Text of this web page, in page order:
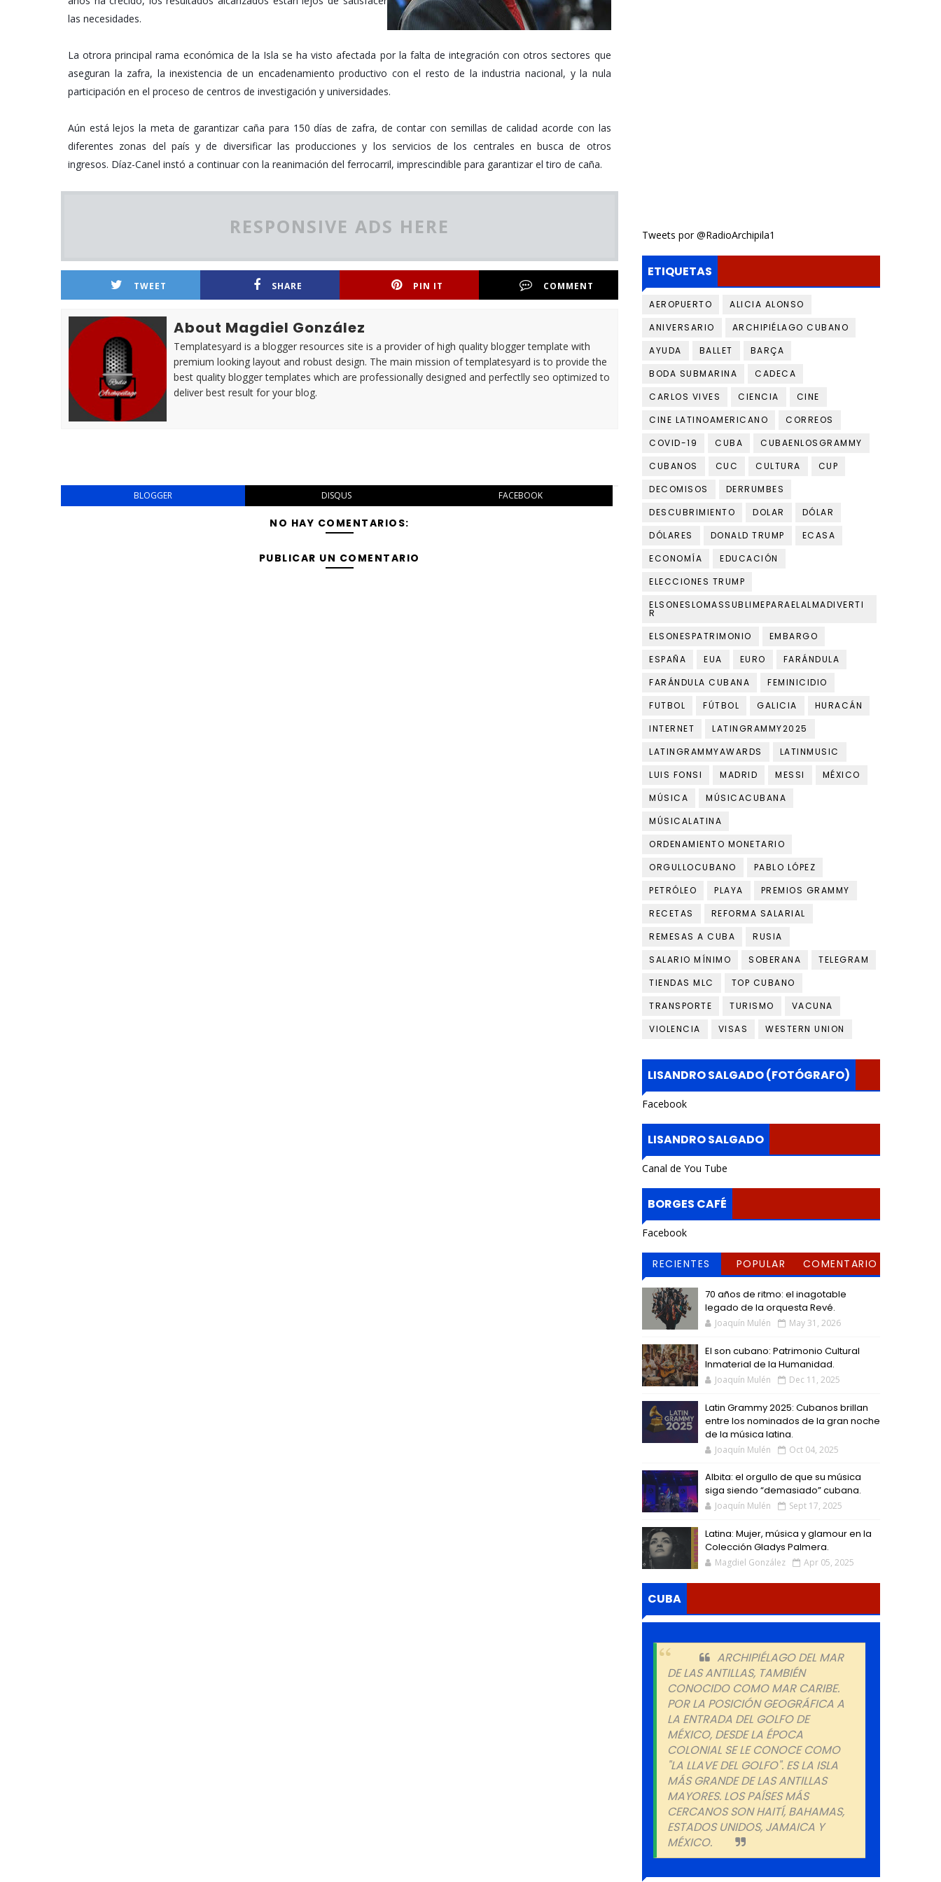
las necesidades.
La otrora principal rama económica de la Isla se ha visto afectada por la falta de integración con otros sectores que
aseguran la zafra, la inexistencia de un encadenamiento productivo con el resto de la industria nacional, y la nula
participación en el proceso de centros de investigación y universidades.
Aún está lejos la meta de garantizar caña para 150 días de zafra, de contar con semillas de calidad acorde con las
diferentes zonas del país y de diversificar las producciones y los servicios de los centrales en busca de otros
ingresos. Díaz-Canel instó a continuar con la reanimación del ferrocarril, imprescindible para garantizar el tiro de caña.
RESPONSIVE ADS HERE
TWEET SHARE PIN IT COMMENT
About Magdiel González
Templatesyard is a blogger resources site is a provider of high quality blogger template with
premium looking layout and robust design. The main mission of templatesyard is to provide the
best quality blogger templates which are professionally designed and perfectlly seo optimized to
deliver best result for your blog.
BLOGGER DISQUS FACEBOOK
NO HAY COMENTARIOS:
PUBLICAR UN COMENTARIO
Tweets por @RadioArchipila1
ETIQUETAS
AEROPUERTO
ALICIA ALONSO
ANIVERSARIO
ARCHIPIÉLAGO CUBANO
AYUDA
BALLET
BARÇA
BODA SUBMARINA
CADECA
CARLOS VIVES
CIENCIA
CINE
CINE LATINOAMERICANO
CORREOS
COVID-19
CUBA
CUBAENLOSGRAMMY
CUBANOS
CUC CULTURA
CUP
DECOMISOS
DERRUMBES
DESCUBRIMIENTO
DOLAR
DÓLAR
DÓLARES
DONALD TRUMP
ECASA
ECONOMÍA
EDUCACIÓN
ELECCIONES TRUMP
ELSONESLOMASSUBLIMEPARAELALMADIVERTI
R
ELSONESPATRIMONIO
EMBARGO
ESPAÑA
EUA EURO
FARÁNDULA
FARÁNDULA CUBANA
FEMINICIDIO
FUTBOL
FÚTBOL GALICIA
HURACÁN
INTERNET
LATINGRAMMY2025
LATINGRAMMYAWARDS
LATINMUSIC
LUIS FONSI
MADRID MESSI
MÉXICO
MÚSICA
MÚSICACUBANA
MÚSICALATINA
ORDENAMIENTO MONETARIO
ORGULLOCUBANO
PABLO LÓPEZ
PETRÓLEO
PLAYA
PREMIOS GRAMMY
RECETAS
REFORMA SALARIAL
REMESAS A CUBA
RUSIA
SALARIO MÍNIMO
SOBERANA
TELEGRAM
TIENDAS MLC
TOP CUBANO
TRANSPORTE
TURISMO
VACUNA
VIOLENCIA
VISAS WESTERN UNION
LISANDRO SALGADO (FOTÓGRAFO)
Facebook
LISANDRO SALGADO
Canal de You Tube
BORGES CAFÉ
Facebook
RECIENTES POPULAR
COMENTARIO
70 años de ritmo: el inagotable
legado de la orquesta Revé.
Joaquín Mulén May 31, 2026
El son cubano: Patrimonio Cultural
Inmaterial de la Humanidad.
Joaquín Mulén Dec 11, 2025
Latin Grammy 2025: Cubanos brillan
entre los nominados de la gran noche
de la música latina.
Joaquín Mulén Oct 04, 2025
Albita: el orgullo de que su música
siga siendo “demasiado” cubana.
Joaquín Mulén Sept 17, 2025
Latina: Mujer, música y glamour en la
Colección Gladys Palmera.
Magdiel González Apr 05, 2025
CUBA
ARCHIPIÉLAGO DEL MAR
DE LAS ANTILLAS, TAMBIÉN
CONOCIDO COMO MAR CARIBE.
POR LA POSICIÓN GEOGRÁFICA A
LA ENTRADA DEL GOLFO DE
MÉXICO, DESDE LA ÉPOCA
COLONIAL SE LE CONOCE COMO
"LA LLAVE DEL GOLFO". ES LA ISLA
MÁS GRANDE DE LAS ANTILLAS
MAYORES. LOS PAÍSES MÁS
CERCANOS SON HAITÍ, BAHAMAS,
ESTADOS UNIDOS, JAMAICA Y
MÉXICO.